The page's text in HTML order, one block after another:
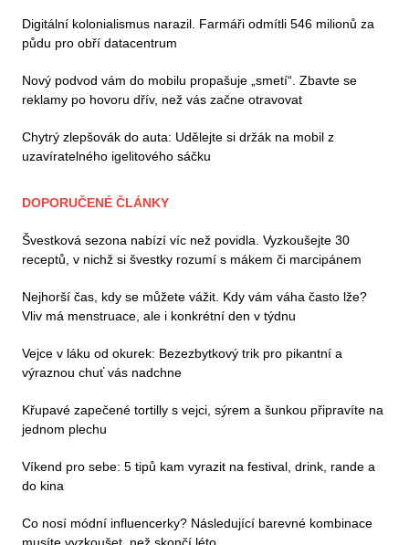
Digitální kolonialismus narazil. Farmáři odmítli 546 milionů za
půdu pro obří datacentrum
Nový podvod vám do mobilu propašuje „smetí“. Zbavte se
reklamy po hovoru dřív, než vás začne otravovat
Chytrý zlepšovák do auta: Udělejte si držák na mobil z
uzavíratelného igelitového sáčku
DOPORUČENÉ ČLÁNKY
Švestková sezona nabízí víc než povidla. Vyzkoušejte 30
receptů, v nichž si švestky rozumí s mákem či marcipánem
Nejhorší čas, kdy se můžete vážit. Kdy vám váha často lže?
Vliv má menstruace, ale i konkrétní den v týdnu
Vejce v láku od okurek: Bezezbytkový trik pro pikantní a
výraznou chuť vás nadchne
Křupavé zapečené tortilly s vejci, sýrem a šunkou připravíte na
jednom plechu
Víkend pro sebe: 5 tipů kam vyrazit na festival, drink, rande a
do kina
Co nosí módní influencerky? Následující barevné kombinace